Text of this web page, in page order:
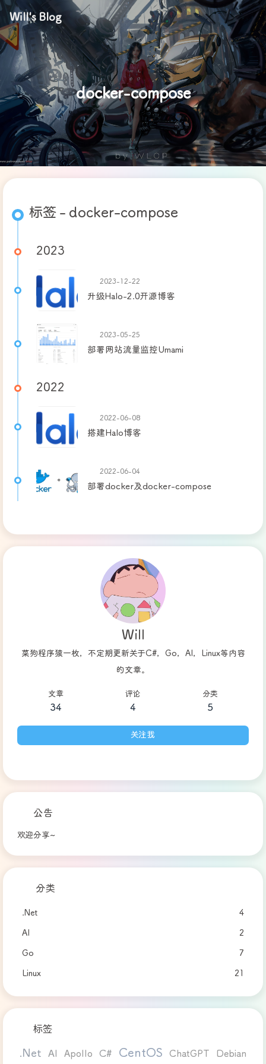
Will's Blog
docker-compose
标签 - docker-compose
2023
2023-12-22
升级Halo-2.0开源博客
2023-05-25
部署网站流量监控Umami
2022
2022-06-08
搭建Halo博客
2022-06-04
部署docker及docker-compose
Will
菜狗程序猿一枚，不定期更新关于C#，Go，AI，Linux等内容
的文章。
文章
34
评论
4
分类
5
关注我
公告
欢迎分享~
分类
.Net 4
AI 2
Go 7
Linux 21
标签
.Net AI Apollo C# CentOS ChatGPT Debian